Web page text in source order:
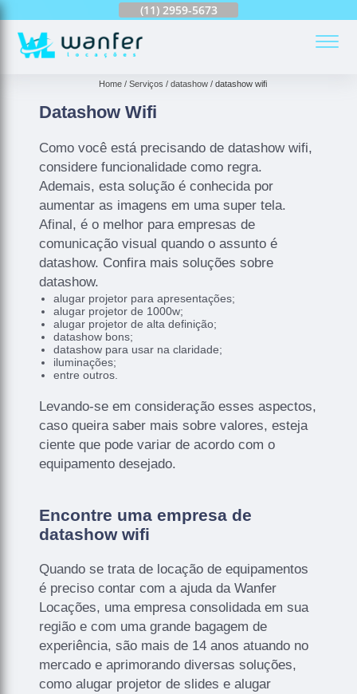
(11) 2959-5673
Home Serviços datashow datashow wifi
Datashow Wifi
Como você está precisando de datashow wifi,
considere funcionalidade como regra.
Ademais, esta solução é conhecida por
aumentar as imagens em uma super tela.
Afinal, é o melhor para empresas de
comunicação visual quando o assunto é
datashow. Confira mais soluções sobre
datashow.
alugar projetor para apresentações;
alugar projetor de 1000w;
alugar projetor de alta definição;
datashow bons;
datashow para usar na claridade;
iluminações;
entre outros.
Levando-se em consideração esses aspectos,
caso queira saber mais sobre valores, esteja
ciente que pode variar de acordo com o
equipamento desejado.
Encontre uma empresa de
datashow wifi
Quando se trata de locação de equipamentos
é preciso contar com a ajuda da Wanfer
Locações, uma empresa consolidada em sua
região e com uma grande bagagem de
experiência, são mais de 14 anos atuando no
mercado e aprimorando diversas soluções,
como alugar projetor de slides e alugar